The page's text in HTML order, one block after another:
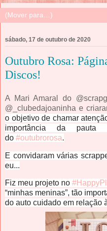
sábado, 17 de outubro de 2020
Outubro Rosa:
Discos!
A Mari Amaral do
@_clubedajoaninha e
o objetivo de chamar
importância da pauta
do #outubrorosa.
E convidaram várias
eu...
Fiz meu projeto no
“minhas meninas”, tão
do auto cuidado em relação